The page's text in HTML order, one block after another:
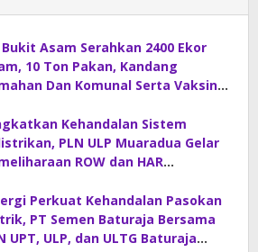
Bukit Asam Serahkan 2400 Ekor
10 Ton Pakan, Kandang
Dan Komunal Serta Vaksin
Kehandalan Sistem
PLN ULP Muaradua Gelar
ROW dan HAR
Perkuat Kehandalan Pasokan
PT Semen Baturaja Bersama
UPT, ULP, dan ULTG Baturaja